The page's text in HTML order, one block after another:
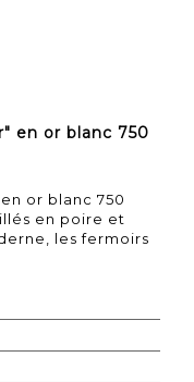
en or blanc 750
or blanc 750
en poire et
les fermoirs